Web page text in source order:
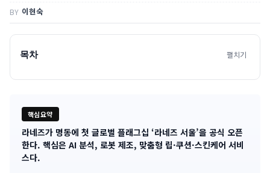
BY 이현숙
목차 펼치기
핵심요약
기
사
라네즈가 명동에 첫 글로벌 플래그십 ‘라네즈 서울’을 공식 오픈
한다. 핵심은 AI 분석, 로봇 제조, 맞춤형 립·쿠션·스킨케어 서비
스다.